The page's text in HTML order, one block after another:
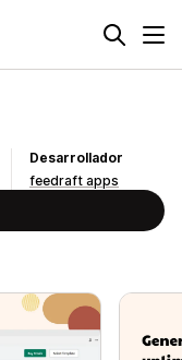
Desarrollador
feedraft apps